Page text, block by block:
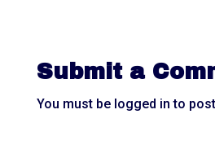
Submit a
You must be logged in to